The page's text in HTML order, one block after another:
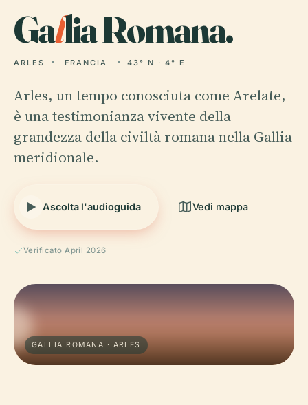
Gallia Romana.
ARLES FRANCIA 43° N · 4° E
Arles, un tempo conosciuta come Arelate,
è una testimonianza vivente della
grandezza della civiltà romana nella Gallia
meridionale.
Ascolta l'audioguida Vedi mappa
Verificato April 2026
GALLIA ROMANA · ARLES